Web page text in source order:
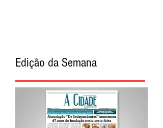
Edição da Semana